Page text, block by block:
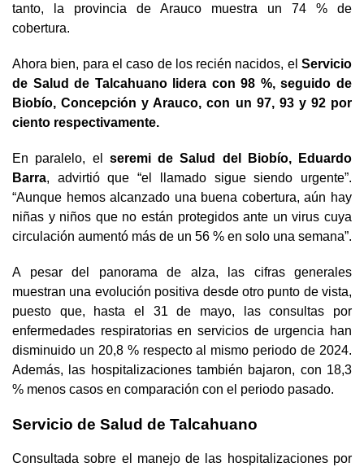
tanto, la provincia de Arauco muestra un 74 % de
cobertura.
Ahora bien, para el caso de los recién nacidos, el Servicio
de Salud de Talcahuano lidera con 98 %, seguido de
Biobío, Concepción y Arauco, con un 97, 93 y 92 por
ciento respectivamente.
En paralelo, el seremi de Salud del Biobío, Eduardo
Barra, advirtió que “el llamado sigue siendo urgente”.
“Aunque hemos alcanzado una buena cobertura, aún hay
niñas y niños que no están protegidos ante un virus cuya
circulación aumentó más de un 56 % en solo una semana”.
A pesar del panorama de alza, las cifras generales
muestran una evolución positiva desde otro punto de vista,
puesto que, hasta el 31 de mayo, las consultas por
enfermedades respiratorias en servicios de urgencia han
disminuido un 20,8 % respecto al mismo periodo de 2024.
Además, las hospitalizaciones también bajaron, con 18,3
% menos casos en comparación con el periodo pasado.
Servicio de Salud de Talcahuano
Consultada sobre el manejo de las hospitalizaciones por